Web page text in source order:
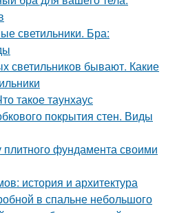
светильники. Бра:
светильников бывают. Какие
такое таунхаус
покрытия стен. Виды
плитного фундамента своими
история и архитектура
в спальне небольшого